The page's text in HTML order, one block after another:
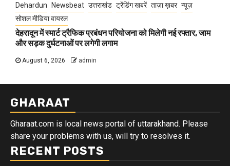
Dehardun Newsbeat उत्तराखंड ट्रेंडिंग खबरें ताज़ा ख़बर न्यूज़
सोशल मीडिया वायरल
देहरादून में स्मार्ट ट्रैफिक प्रबंधन परियोजना को मिलेगी नई रफ्तार, जाम
और सड़क दुर्घटनाओं पर लगेगी लगाम
August 6, 2026 admin
GHARAAT
Gharaat.com is local news portal of uttarakhand. Please
share your problems with us, will try to resolves it.
RECENT POSTS